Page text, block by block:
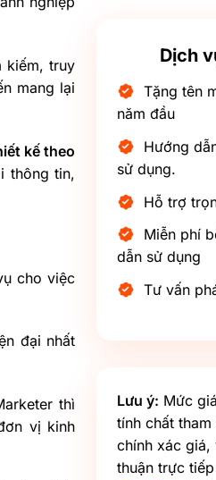
kiếm, truy
mang lại
kế theo
thông tin,
cho việc
đại nhất
thì
vị kinh
Dịch
Tặng tên
năm đầu
Hướng
sử dụng.
Hỗ trợ
Miễn phí
dẫn sử dụng
Tư vấn
Lưu ý: Mức
tính chất
chính xác giá,
thuận trực